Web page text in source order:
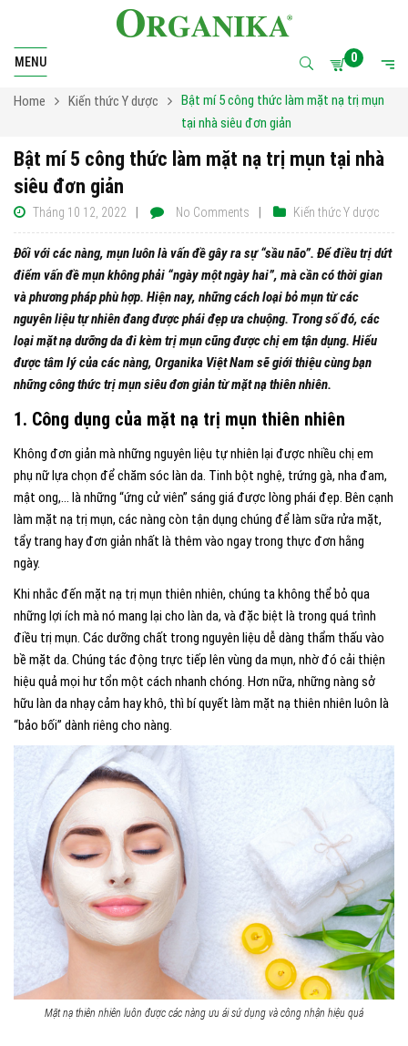
MENU 0
Home Kiến thức Y dược
Bật mí 5 công thức làm mặt nạ trị mụn
tại nhà siêu đơn giản
Bật mí 5 công thức làm mặt nạ trị mụn tại nhà
siêu đơn giản
Tháng 10 12, 2022 Kiến thức Y dược
No Comments
Đối với các nàng, mụn luôn là vấn đề gây ra sự “sầu não”. Để điều trị dứt
điểm vấn đề mụn không phải “ngày một ngày hai”, mà cần có thời gian
và phương pháp phù hợp. Hiện nay, những cách loại bỏ mụn từ các
nguyên liệu tự nhiên đang được phái đẹp ưa chuộng. Trong số đó, các
loại mặt nạ dưỡng da đi kèm trị mụn cũng được chị em tận dụng. Hiểu
được tâm lý của các nàng, Organika Việt Nam sẽ giới thiệu cùng bạn
những công thức trị mụn siêu đơn giản từ mặt nạ thiên nhiên.
1. Công dụng của mặt nạ trị mụn thiên nhiên
Không đơn giản mà những nguyên liệu tự nhiên lại được nhiều chị em
phụ nữ lựa chọn để chăm sóc làn da. Tinh bột nghệ, trứng gà, nha đam,
mật ong,… là những “ứng cử viên” sáng giá được lòng phái đẹp. Bên cạnh
làm mặt nạ trị mụn, các nàng còn tận dụng chúng để làm sữa rửa mặt,
tẩy trang hay đơn giản nhất là thêm vào ngay trong thực đơn hằng
ngày.
Khi nhắc đến mặt nạ trị mụn thiên nhiên, chúng ta không thể bỏ qua
những lợi ích mà nó mang lại cho làn da, và đặc biệt là trong quá trình
điều trị mụn. Các dưỡng chất trong nguyên liệu dễ dàng thẩm thấu vào
bề mặt da. Chúng tác động trực tiếp lên vùng da mụn, nhờ đó cải thiện
hiệu quả mọi hư tổn một cách nhanh chóng. Hơn nữa, những nàng sở
hữu làn da nhạy cảm hay khô, thì bí quyết làm mặt nạ thiên nhiên luôn là
“bảo bối” dành riêng cho nàng.
Mặt nạ thiên nhiên luôn được các nàng ưu ái sử dụng và công nhận hiệu quả